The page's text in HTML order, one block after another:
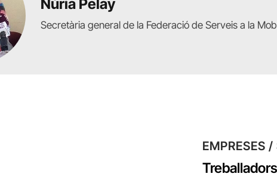
Núria Pelay
Secretària general de la Federació de Serveis a la
EMPRESES /